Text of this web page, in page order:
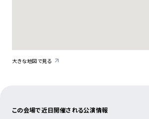
大きな地図で見る
この会場で近日開催される公演情報
color="gry">